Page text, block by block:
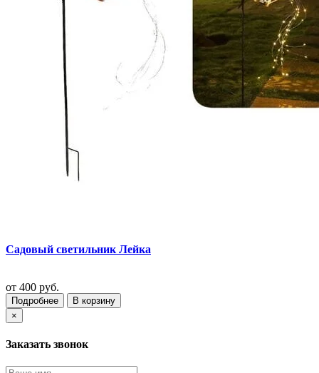
Садовый светильник Лейка
от 400 руб.
Подробнее
В корзину
×
Заказать звонок